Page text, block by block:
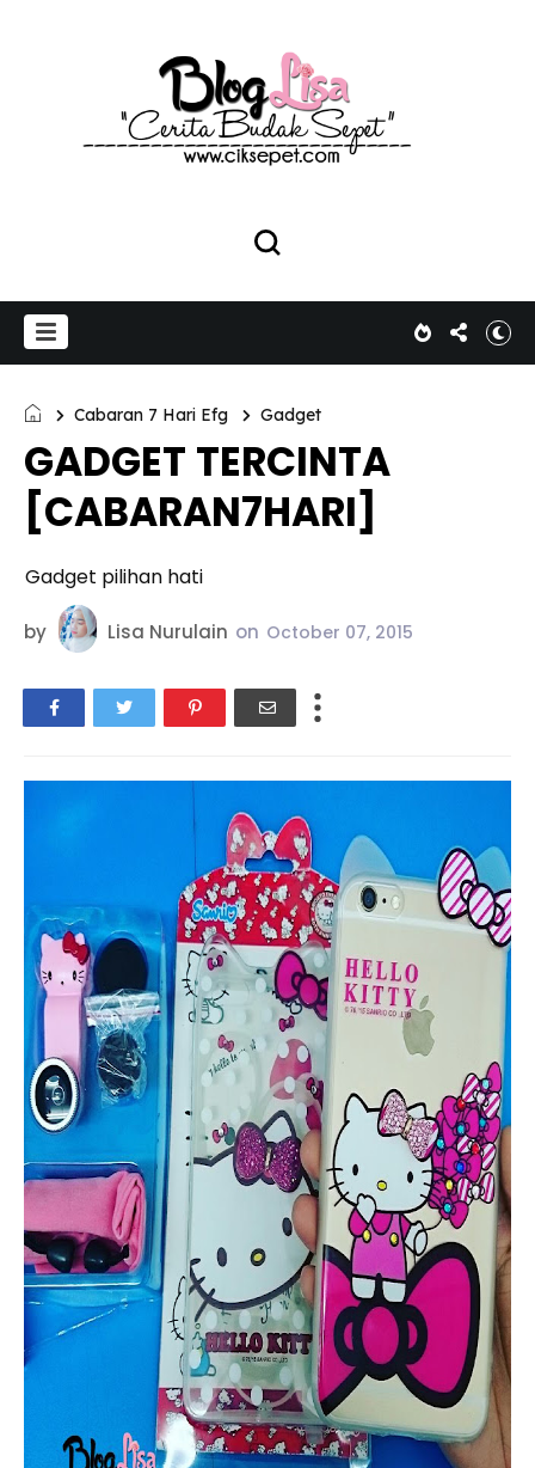
Cabaran 7 Hari Efg Gadget
GADGET TERCINTA
[CABARAN7HARI]
Gadget pilihan hati
by Lisa Nurulain on October 07, 2015